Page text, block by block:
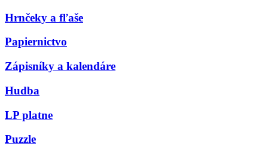
Hrnčeky a fľaše
Papiernictvo
Zápisníky a kalendáre
Hudba
LP platne
Puzzle